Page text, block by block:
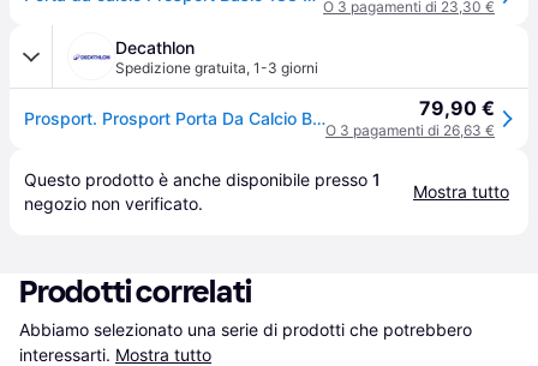
O 3 pagamenti di 23,30 €
Decathlon
Spedizione gratuita, 1-3 giorni
Prosport. Prosport Porta Da Calcio Basic 183 X 122 X 61 Cm Porte Ritiro Gratis - bianco - ONE SIZE 79,90 €
O 3 pagamenti di 26,63 €
Questo prodotto è anche disponibile presso 1
negozio non verificato.
Mostra tutto
Prodotti correlati
Abbiamo selezionato una serie di prodotti che potrebbero
interessarti. Mostra tutto